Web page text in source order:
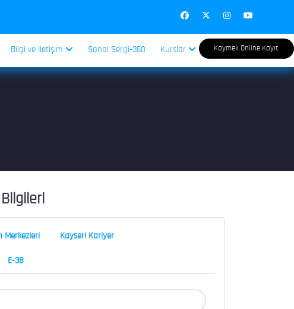
Bilgi ve İletişim Sanal Sergi-360 Kurslar Kaymek Online Kayıt
Merkezleri Kayseri Kariyer
E-38